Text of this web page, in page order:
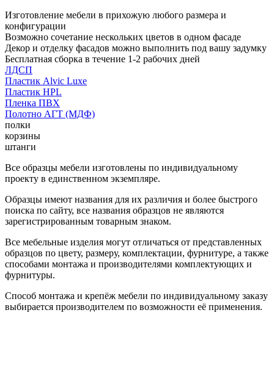
Изготовление мебели в прихожую любого размера и
конфигурации
Возможно сочетание нескольких цветов в одном фасаде
Декор и отделку фасадов можно выполнить под вашу задумку
Бесплатная сборка в течение 1-2 рабочих дней
ЛДСП
Пластик Alvic Luxe
Пластик HPL
Пленка ПВХ
Полотно АГТ (МДФ)
полки
корзины
штанги
Все образцы мебели изготовлены по индивидуальному
проекту в единственном экземпляре.
Образцы имеют названия для их различия и более быстрого
поиска по сайту, все названия образцов не являются
зарегистрированным товарным знаком.
Все мебельные изделия могут отличаться от представленных
образцов по цвету, размеру, комплектации, фурнитуре, а также
способами монтажа и производителями комплектующих и
фурнитуры.
Способ монтажа и крепёж мебели по индивидуальному заказу
выбирается производителем по возможности её применения.